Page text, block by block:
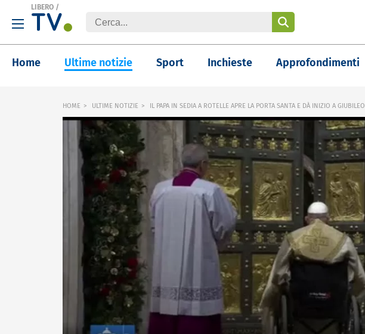
LIBERO /
Home Ultime notizie Sport Inchieste Approfondimenti
HOME ULTIME NOTIZIE IL PAPA IN SEDIA A ROTELLE APRE LA PORTA SANTA E DÀ INIZIO A GIUBILEO